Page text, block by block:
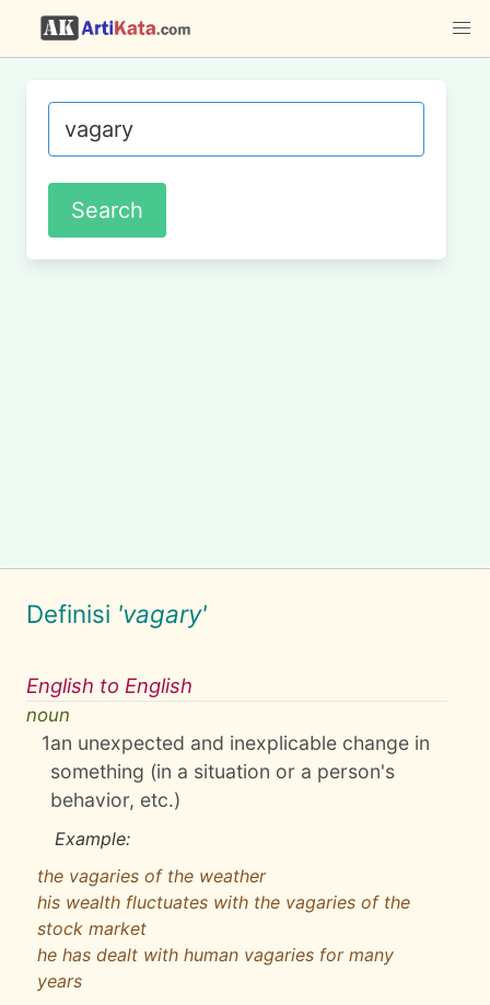
Definisi 'vagary'
English to English
noun
1an unexpected and inexplicable change in
something (in a situation or a person's
behavior, etc.)
Example:
the vagaries of the weather
his wealth fluctuates with the vagaries of the
stock market
he has dealt with human vagaries for many
years